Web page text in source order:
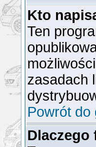
Kto
Ten
zasadach
Powrót do
Dlaczego